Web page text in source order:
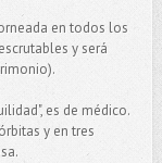
en todos los
y será
es de médico.
y en tres